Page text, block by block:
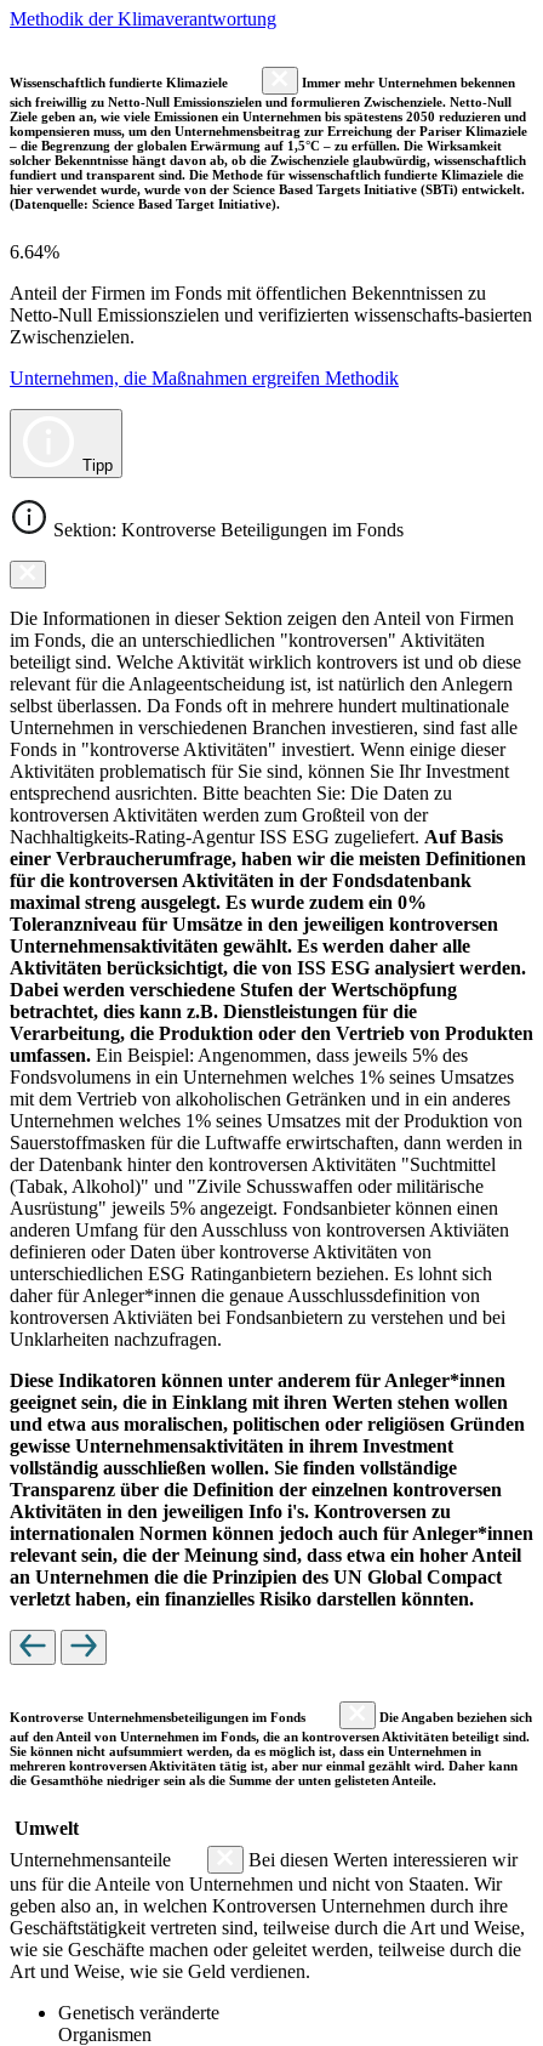
Methodik der Klimaverantwortung
Wissenschaftlich fundierte Klimaziele
Immer mehr Unternehmen bekennen
sich freiwillig zu Netto-Null Emissionszielen und formulieren Zwischenziele. Netto-Null
Ziele geben an, wie viele Emissionen ein Unternehmen bis spätestens 2050 reduzieren und
kompensieren muss, um den Unternehmensbeitrag zur Erreichung der Pariser Klimaziele
– die Begrenzung der globalen Erwärmung auf 1,5°C – zu erfüllen. Die Wirksamkeit
solcher Bekenntnisse hängt davon ab, ob die Zwischenziele glaubwürdig, wissenschaftlich
fundiert und transparent sind. Die Methode für wissenschaftlich fundierte Klimaziele die
hier verwendet wurde, wurde von der Science Based Targets Initiative (SBTi) entwickelt.
(Datenquelle: Science Based Target Initiative).
6.64%
Anteil der Firmen im Fonds mit öffentlichen Bekenntnissen zu
Netto-Null Emissionszielen und verifizierten wissenschafts-basierten
Zwischenzielen.
Unternehmen, die Maßnahmen ergreifen Methodik
Tipp
Sektion: Kontroverse Beteiligungen im Fonds
Die Informationen in dieser Sektion zeigen den Anteil von Firmen
im Fonds, die an unterschiedlichen "kontroversen" Aktivitäten
beteiligt sind. Welche Aktivität wirklich kontrovers ist und ob diese
relevant für die Anlageentscheidung ist, ist natürlich den Anlegern
selbst überlassen. Da Fonds oft in mehrere hundert multinationale
Unternehmen in verschiedenen Branchen investieren, sind fast alle
Fonds in "kontroverse Aktivitäten" investiert. Wenn einige dieser
Aktivitäten problematisch für Sie sind, können Sie Ihr Investment
entsprechend ausrichten. Bitte beachten Sie: Die Daten zu
kontroversen Aktivitäten werden zum Großteil von der
Nachhaltigkeits-Rating-Agentur ISS ESG zugeliefert. Auf Basis
einer Verbraucherumfrage, haben wir die meisten Definitionen
für die kontroversen Aktivitäten in der Fondsdatenbank
maximal streng ausgelegt. Es wurde zudem ein 0%
Toleranzniveau für Umsätze in den jeweiligen kontroversen
Unternehmensaktivitäten gewählt. Es werden daher alle
Aktivitäten berücksichtigt, die von ISS ESG analysiert werden.
Dabei werden verschiedene Stufen der Wertschöpfung
betrachtet, dies kann z.B. Dienstleistungen für die
Verarbeitung, die Produktion oder den Vertrieb von Produkten
umfassen. Ein Beispiel: Angenommen, dass jeweils 5% des
Fondsvolumens in ein Unternehmen welches 1% seines Umsatzes
mit dem Vertrieb von alkoholischen Getränken und in ein anderes
Unternehmen welches 1% seines Umsatzes mit der Produktion von
Sauerstoffmasken für die Luftwaffe erwirtschaften, dann werden in
der Datenbank hinter den kontroversen Aktivitäten "Suchtmittel
(Tabak, Alkohol)" und "Zivile Schusswaffen oder militärische
Ausrüstung" jeweils 5% angezeigt. Fondsanbieter können einen
anderen Umfang für den Ausschluss von kontroversen Aktiviäten
definieren oder Daten über kontroverse Aktivitäten von
unterschiedlichen ESG Ratinganbietern beziehen. Es lohnt sich
daher für Anleger*innen die genaue Ausschlussdefinition von
kontroversen Aktiviäten bei Fondsanbietern zu verstehen und bei
Unklarheiten nachzufragen.
Diese Indikatoren können unter anderem für Anleger*innen
geeignet sein, die in Einklang mit ihren Werten stehen wollen
und etwa aus moralischen, politischen oder religiösen Gründen
gewisse Unternehmensaktivitäten in ihrem Investment
vollständig ausschließen wollen. Sie finden vollständige
Transparenz über die Definition der einzelnen kontroversen
Aktivitäten in den jeweiligen Info i's. Kontroversen zu
internationalen Normen können jedoch auch für Anleger*innen
relevant sein, die der Meinung sind, dass etwa ein hoher Anteil
an Unternehmen die die Prinzipien des UN Global Compact
verletzt haben, ein finanzielles Risiko darstellen könnten.
Kontroverse Unternehmensbeteiligungen im Fonds
Die Angaben beziehen sich
auf den Anteil von Unternehmen im Fonds, die an kontroversen Aktivitäten beteiligt sind.
Sie können nicht aufsummiert werden, da es möglich ist, dass ein Unternehmen in
mehreren kontroversen Aktivitäten tätig ist, aber nur einmal gezählt wird. Daher kann
die Gesamthöhe niedriger sein als die Summe der unten gelisteten Anteile.
Umwelt
Unternehmensanteile
Bei diesen Werten interessieren wir
uns für die Anteile von Unternehmen und nicht von Staaten. Wir
geben also an, in welchen Kontroversen Unternehmen durch ihre
Geschäftstätigkeit vertreten sind, teilweise durch die Art und Weise,
wie sie Geschäfte machen oder geleitet werden, teilweise durch die
Art und Weise, wie sie Geld verdienen.
Genetisch veränderte
Organismen